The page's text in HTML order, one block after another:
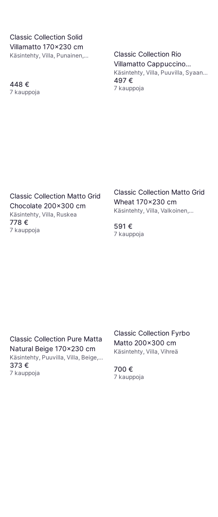
Classic Collection Solid
Villamatto 170x230 cm
Käsintehty, Villa, Punainen,
448 €
7 kauppoja
Classic Collection Rio
Villamatto Cappuccino
200x300 cm Ruskea
Käsintehty, Villa, Puuvilla, Syaani,
Beige, Ruskea, Kupari
497 €
7 kauppoja
Classic Collection Matto Grid
Chocolate 200x300 cm
Käsintehty, Villa, Ruskea
778 €
7 kauppoja
Classic Collection Matto Grid
Wheat 170x230 cm
Käsintehty, Villa, Valkoinen,
591 €
7 kauppoja
Classic Collection Pure Matta
Natural Beige 170x230 cm
Käsintehty, Puuvilla, Villa, Beige,
Luonnonväri
373 €
7 kauppoja
Classic Collection Fyrbo
Matto 200x300 cm
Käsintehty, Villa, Vihreä
700 €
7 kauppoja